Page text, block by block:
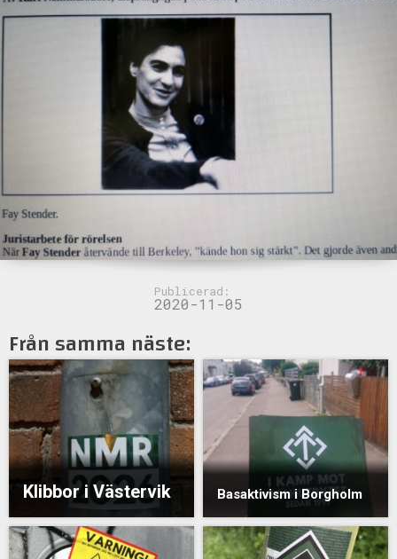
Publicerad:
2020-11-05
Från samma näste:
Klibbor i Västervik Basaktivism i Borgholm